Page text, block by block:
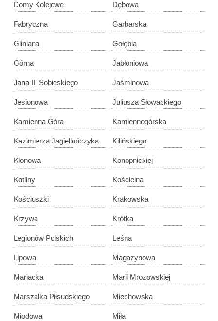
Domy Kolejowe Dębowa
Fabryczna Garbarska
Gliniana Gołębia
Górna Jabłoniowa
Jana III Sobieskiego Jaśminowa
Jesionowa Juliusza Słowackiego
Kamienna Góra Kamiennogórska
Kazimierza Jagiellończyka Kilińskiego
Klonowa Konopnickiej
Kotliny Kościelna
Kościuszki Krakowska
Krzywa Krótka
Legionów Polskich Leśna
Lipowa Magazynowa
Mariacka Marii Mrozowskiej
Marszałka Piłsudskiego Miechowska
Miodowa Miła